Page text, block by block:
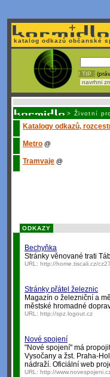
katalog odkazů občanské
! TIP :
navrhni
> Životní
Katalogy odkazů,
Metro @
Tramvaje @
ODKAZY
Bechyňka
Stránky věnované trati
URL: http://home.tiscali.cz/
Stránky přátel železnic
Magazín o železniční a
městské hromadné
URL: http://spz.logout.cz
Nové spojení
"Nové spojení" má
Vysočany a žst. Praha-
nádraží. Oficiální web
URL: http://